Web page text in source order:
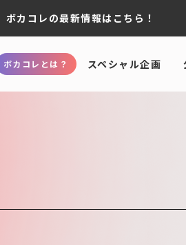
ボカコレの最新情報はこちら！
ボカコレとは？ スペシャル企画